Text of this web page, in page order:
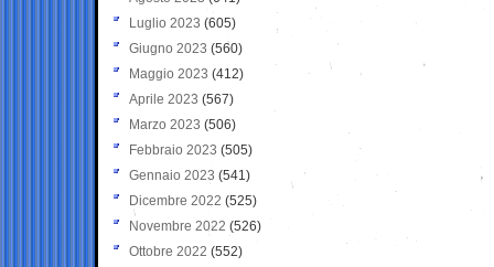
Luglio 2023 (605)
Giugno 2023 (560)
Maggio 2023 (412)
Aprile 2023 (567)
Marzo 2023 (506)
Febbraio 2023 (505)
Gennaio 2023 (541)
Dicembre 2022 (525)
Novembre 2022 (526)
Ottobre 2022 (552)